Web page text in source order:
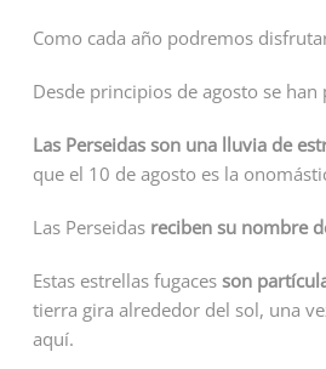
Como cada año podremos
Desde principios de agosto se
Las Perseidas son una lluvia de
que el 10 de agosto es la
Las Perseidas reciben su nombre
Estas estrellas fugaces son
tierra gira alrededor del sol, una
aquí.